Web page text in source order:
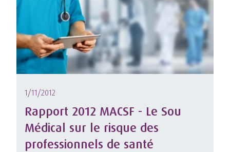
1/11/2012
Rapport 2012 MACSF - Le Sou
Médical sur le risque des
professionnels de santé